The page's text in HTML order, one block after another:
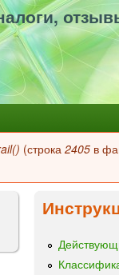
(строка 2405 в